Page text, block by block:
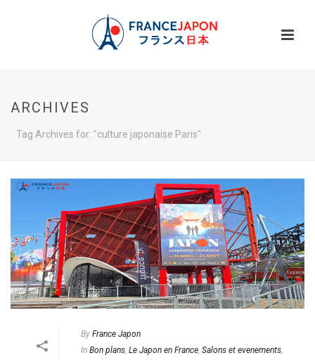
ARCHIVES
Tag Archives for: "culture japonaise Paris"
By France Japon
In Bon plans Le Japon en France Salons et evenements